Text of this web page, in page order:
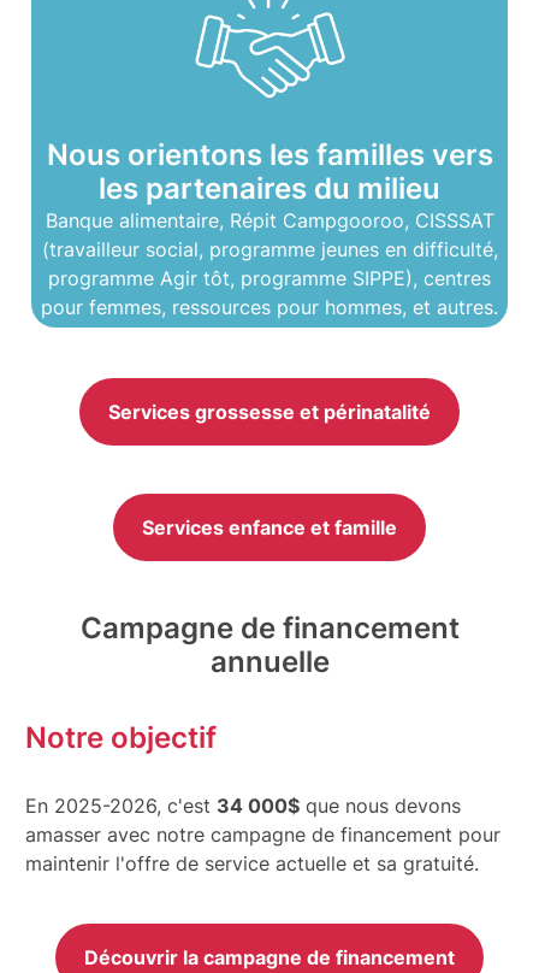
Nous orientons les familles vers
les partenaires du milieu
Banque alimentaire, Répit Campgooroo, CISSSAT
(travailleur social, programme jeunes en difficulté,
programme Agir tôt, programme SIPPE), centres
pour femmes, ressources pour hommes, et autres.
Services grossesse et périnatalité
Services enfance et famille
Campagne de financement
annuelle
Notre objectif
En 2025-2026, c'est 34 000$ que nous devons
amasser avec notre campagne de financement pour
maintenir l'offre de service actuelle et sa gratuité.
Découvrir la campagne de financement